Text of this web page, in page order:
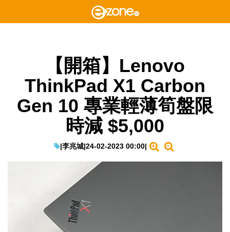
【開箱】Lenovo
ThinkPad X1 Carbon
Gen 10 專業輕薄筍盤限
時減 $5,000
|李兆城|24-02-2023 00:00|